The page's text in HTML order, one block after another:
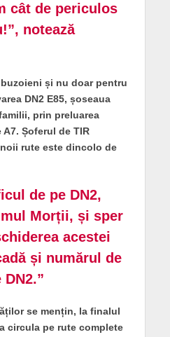
cât de periculos
notează
și nu doar pentru
DN2 E85, șoseaua
prin preluarea
Șoferul de TIR
rute este dincolo de
de pe DN2,
Morții, și sper
acestei
și numărul de
se mențin, la finalul
circula pe rute complete